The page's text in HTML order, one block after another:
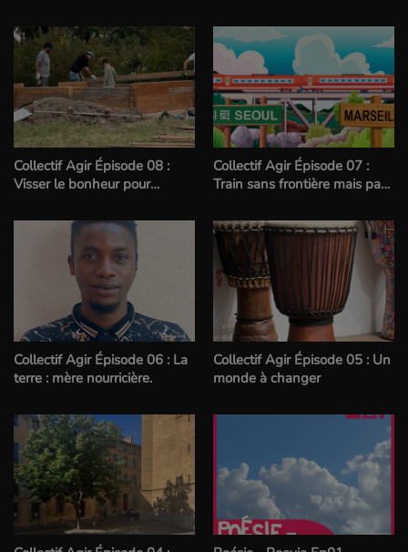
Collectif Agir Épisode 08 :
Visser le bonheur pour
Collectif Agir Épisode 07 :
Train sans frontière mais pas
Collectif Agir Épisode 06 : La
terre : mère nourricière.
Collectif Agir Épisode 05 : Un
monde à changer